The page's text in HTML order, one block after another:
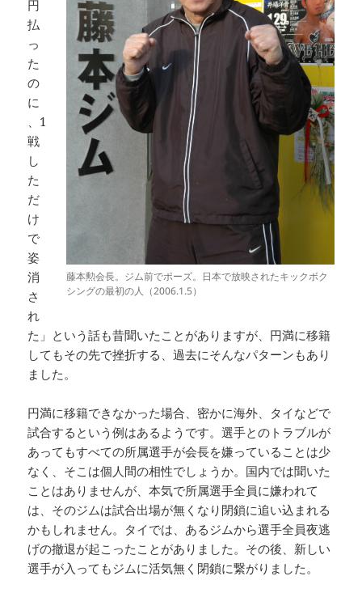
藤本勲会長。ジム前でポーズ。日本で放映されたキックボク
シングの最初の人（2006.1.5）
円
払
っ
た
の
に
、1
戦
し
た
だ
け
で
姿
消
さ
れ
た」という話も昔聞いたことがありますが、円満に移籍
してもその先で挫折する、過去にそんなパターンもあり
ました。
円満に移籍できなかった場合、密かに海外、タイなどで
試合するという例はあるようです。選手とのトラブルが
あってもすべての所属選手が会長を嫌っていることは少
なく、そこは個人間の相性でしょうか。国内では聞いた
ことはありませんが、本気で所属選手全員に嫌われて
は、そのジムは試合出場が無くなり閉鎖に追い込まれる
かもしれません。タイでは、あるジムから選手全員夜逃
げの撤退が起こったことがありました。その後、新しい
選手が入ってもジムに活気無く閉鎖に繋がりました。